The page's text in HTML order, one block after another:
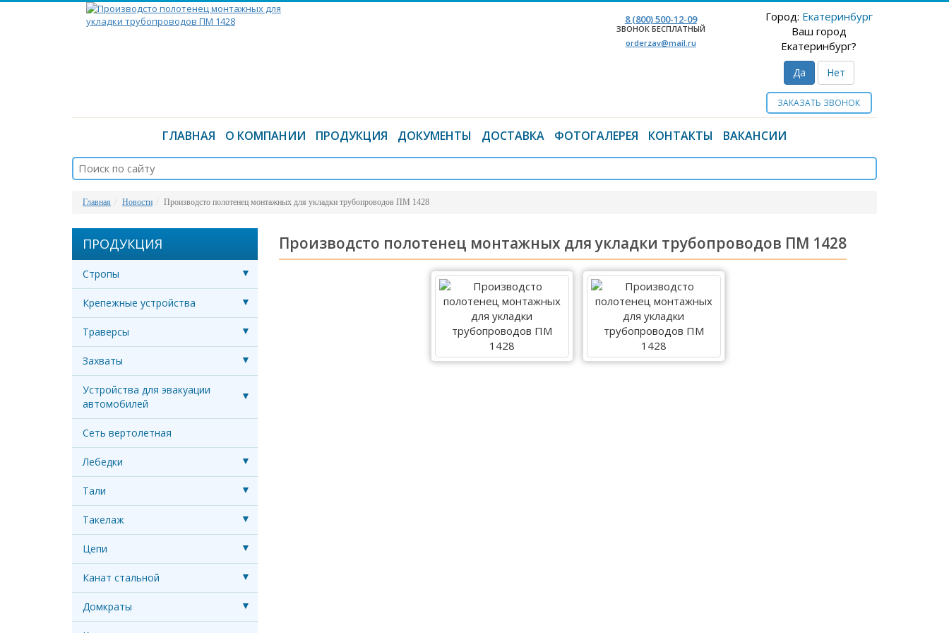
8 (800) 500-12-09
ЗВОНОК БЕСПЛАТНЫЙ
orderzav@mail.ru
Город: Екатеринбург
Ваш город
Екатеринбург?
Да Нет
ЗАКАЗАТЬ ЗВОНОК
ГЛАВНАЯ О КОМПАНИИ ПРОДУКЦИЯ ДОКУМЕНТЫ ДОСТАВКА ФОТОГАЛЕРЕЯ КОНТАКТЫ ВАКАНСИИ
Главная Новости Производсто полотенец монтажных для укладки трубопроводов ПМ 1428
ПРОДУКЦИЯ
Стропы
Крепежные устройства
Траверсы
Захваты
Устройства для эвакуации
автомобилей
Сеть вертолетная
Лебедки
Тали
Такелаж
Цепи
Канат стальной
Домкраты
Производсто полотенец монтажных для укладки трубопроводов ПМ 1428